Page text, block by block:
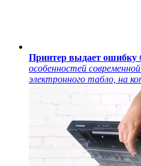
Принтер выдает ошибку
особенностей
электронного табло, на